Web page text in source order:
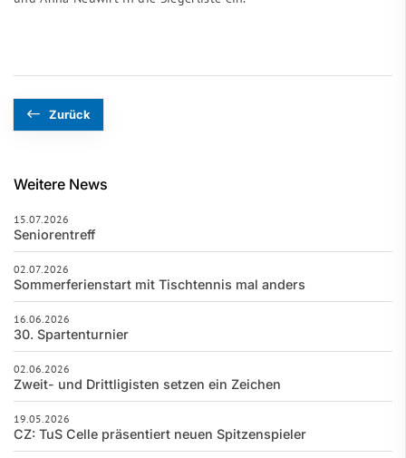
Zurück
Weitere News
15.07.2026
Seniorentreff
02.07.2026
Sommerferienstart mit Tischtennis mal anders
16.06.2026
30. Spartenturnier
02.06.2026
Zweit- und Drittligisten setzen ein Zeichen
19.05.2026
CZ: TuS Celle präsentiert neuen Spitzenspieler